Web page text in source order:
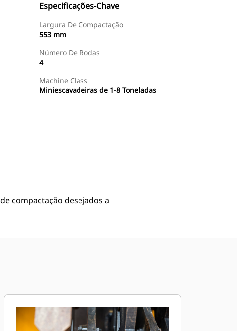
Especificações-Chave
Largura De Compactação
553 mm
Número De Rodas
4
Machine Class
Miniescavadeiras de 1-8 Toneladas
compactação desejados a